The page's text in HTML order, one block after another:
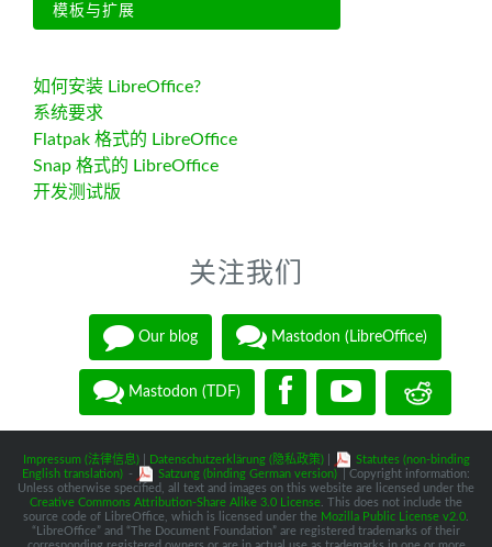
模板与扩展
如何安装 LibreOffice?
系统要求
Flatpak 格式的 LibreOffice
Snap 格式的 LibreOffice
开发测试版
关注我们
Our blog Mastodon (LibreOffice)
Mastodon (TDF)
Impressum (法律信息)| Datenschutzerklärung (隐私政策)|
Statutes (non-binding
English translation) - Satzung (binding German version)
| Copyright information:
Unless otherwise specified, all text and images on this website are licensed under the
Creative Commons Attribution-Share Alike 3.0 License . This does not include the
source code of LibreOffice, which is licensed under the Mozilla Public License v2.0
“LibreOffice” and “The Document Foundation” are registered trademarks of their